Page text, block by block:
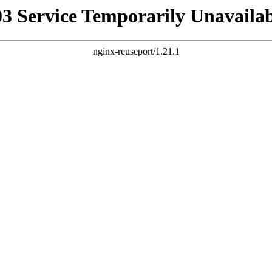
Service Temporarily
nginx-reuseport/1.21.1